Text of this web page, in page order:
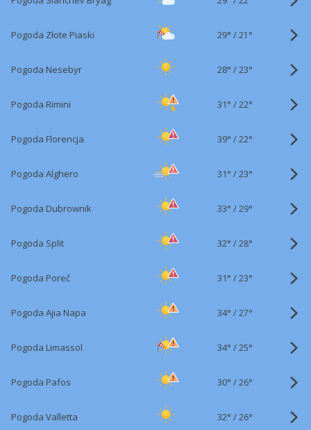
Pogoda Złote Piaski 29° /21°
Pogoda Nesebyr 28° /23°
Pogoda Rimini 31° /22°
Pogoda Florencja 39° /22°
Pogoda Alghero 31° /23°
Pogoda Dubrownik 33° /29°
Pogoda Split 32° /28°
Pogoda Poreč 31° /23°
Pogoda Ajia Napa 34° /27°
Pogoda Limassol 34° /25°
Pogoda Pafos 30° /26°
Pogoda Valletta 32° /26°